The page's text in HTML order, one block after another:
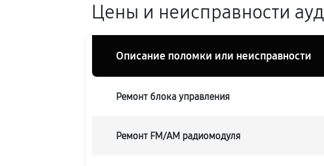
Цены и неисправности
Описание поломки или неисправности
Ремонт блока управления
Ремонт FM/AM радиомодуля